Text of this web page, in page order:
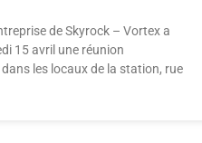
de Skyrock – Vortex a
15 avril une réunion
les locaux de la station, rue